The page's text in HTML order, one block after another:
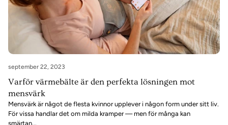
september 22, 2023
Varför värmebälte är den perfekta lösningen mot
mensvärk
Mensvärk är något de flesta kvinnor upplever i någon form under sitt liv.
För vissa handlar det om milda kramper — men för många kan
smärtan...